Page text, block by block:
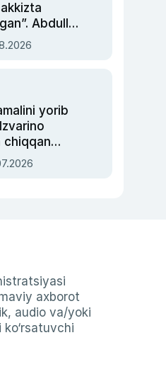
Abdulla
asrab
yorib
chiqqan
Ukraina
axborot
audio va/yoki